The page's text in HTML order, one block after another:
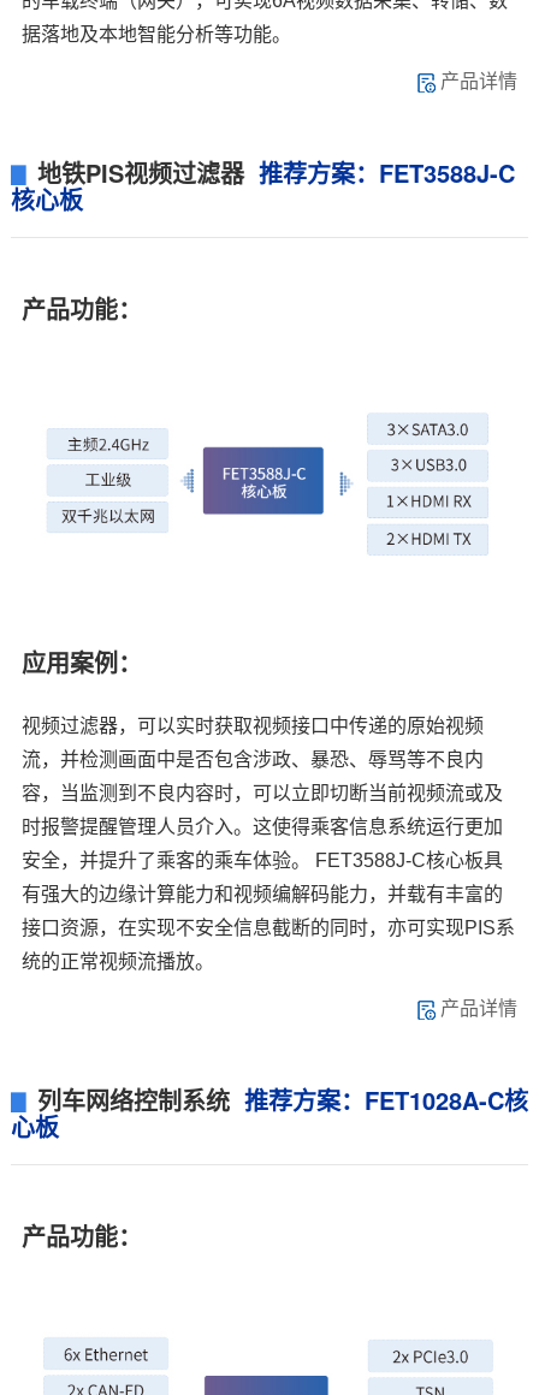
据落地及本地智能分析等功能。
产品详情
▊ 地铁PIS视频过滤器 推荐方案：FET3588J-C
核心板
产品功能：
应用案例：
视频过滤器，可以实时获取视频接口中传递的原始视频
流，并检测画面中是否包含涉政、暴恐、辱骂等不良内
容，当监测到不良内容时，可以立即切断当前视频流或及
时报警提醒管理人员介入。这使得乘客信息系统运行更加
安全，并提升了乘客的乘车体验。 FET3588J-C核心板具
有强大的边缘计算能力和视频编解码能力，并载有丰富的
接口资源，在实现不安全信息截断的同时，亦可实现PIS系
统的正常视频流播放。
产品详情
▊ 列车网络控制系统 推荐方案：FET1028A-C核
心板
产品功能：